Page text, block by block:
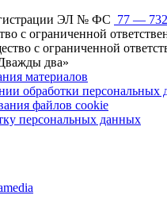
ЭЛ № ФС 77 —
с ограниченной
с ограниченной
два»
материалов
обработки персональных
файлов cookie
персональных данных